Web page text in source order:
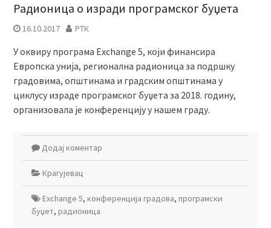
Радионица о изради програмског буџета
16.10.2017 РТК
У оквиру програма Exchange 5, који финансира
Европска унија, регионална радионица за подршку
градовима, општинама и градским општинама у
циклусу израде програмског буџета за 2018. годину,
организовала је конференцију у нашем граду.
Додај коментар
Крагујевац
Exchange 5, конференција градова, програмски
буџет, радионица